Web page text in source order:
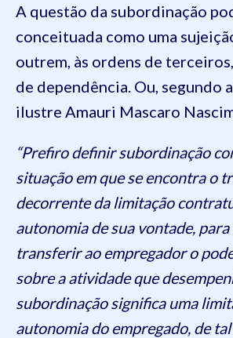
A questão da subordinação
conceituada como uma
outrem, às ordens de
de dependência. Ou, segundo
ilustre Amauri Mascaro
“Prefiro definir subordinação
situação em que se encontra o
decorrente da limitação
autonomia de sua vontade, para
transferir ao empregador o
sobre a atividade que
subordinação significa uma
autonomia do empregado, de